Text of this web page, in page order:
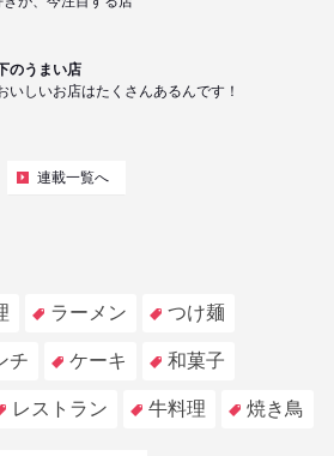
のうまい店
いしいお店はたくさんあるんです！
連載一覧へ
ラーメン つけ麺
チ ケーキ 和菓子
レストラン 牛料理 焼き鳥